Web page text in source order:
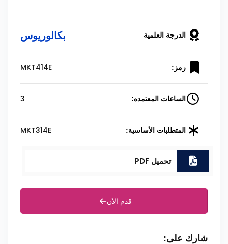
الدرجة العلمية بكالوريوس
رمز: MKT414E
الساعات المعتمده: 3
المتطلبات الأساسية: MKT314E
تحميل PDF
قدم الآن
شارك على: